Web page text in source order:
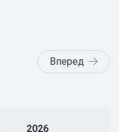
2026
Вперед